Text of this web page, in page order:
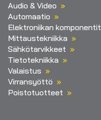
Audio & Video
Automaatio
Elektroniikan komponentit
Mittaustekniikka
Sähkötarvikkeet
Tietotekniikka
Valaistus
Virransyöttö
Poistotuotteet